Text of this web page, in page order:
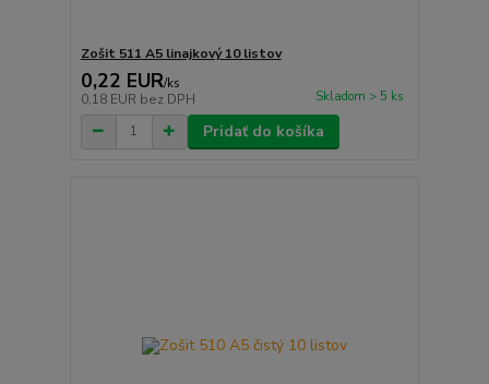
Zošit 511 A5 linajkový 10 listov
0,22 EUR/ks
0,18 EUR bez DPH Skladom > 5 ks
Pridať do košíka